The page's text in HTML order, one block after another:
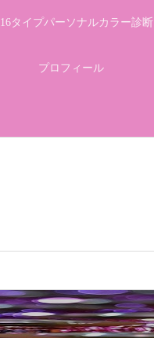
16タイプパーソナルカラー診断
プロフィール